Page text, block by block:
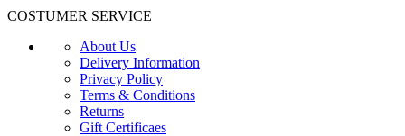
COSTUMER SERVICE
About Us
Delivery Information
Privacy Policy
Terms & Conditions
Returns
Gift Certificaes